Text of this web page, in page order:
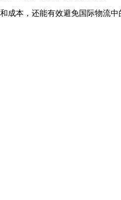
本，还能有效避免国际物流